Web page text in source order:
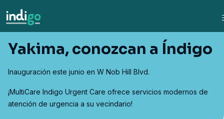
Yakima, conozcan a Índigo
Inauguración este junio en W Nob Hill Blvd.
¡MultiCare Indigo Urgent Care ofrece servicios modernos de
atención de urgencia a su vecindario!